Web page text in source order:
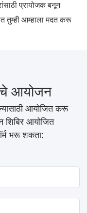
प्रायोजक बनून
तुम्ही आम्हाला मदत करू
आयोजन
आयोजित करू
शिबिर आयोजित
भरू शकता: